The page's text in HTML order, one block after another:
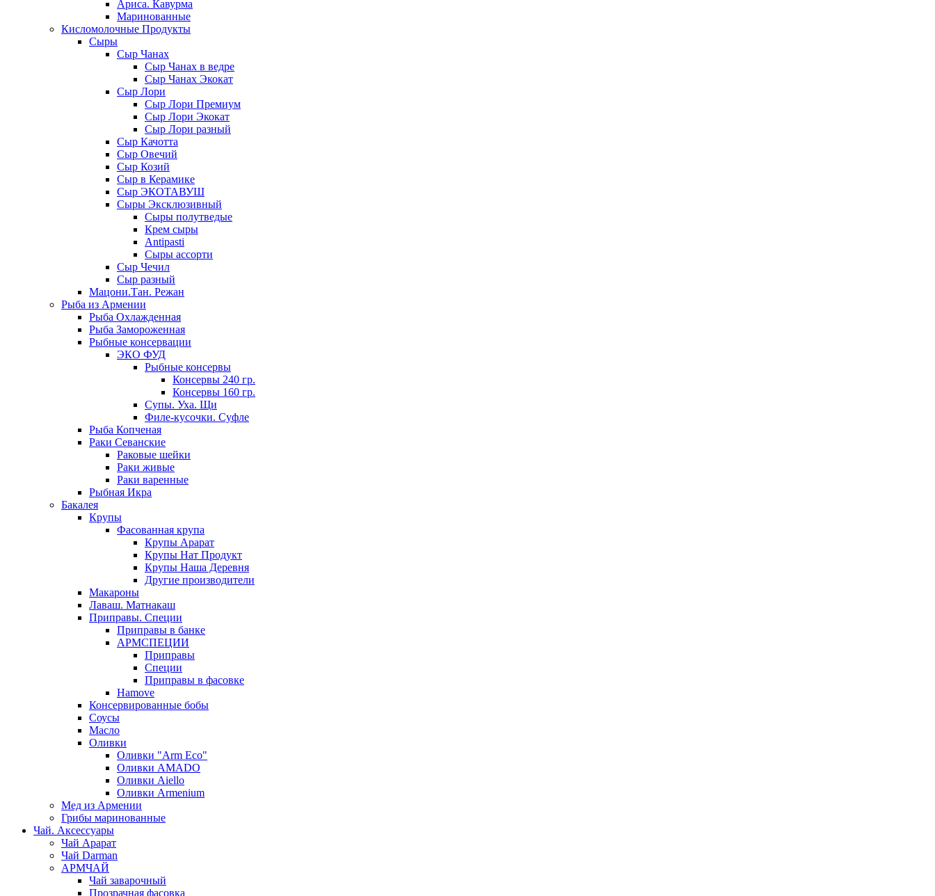
Ариса. Кавурма
Маринованные
Кисломолочные Продукты
Сыры
Сыр Чанах
Сыр Чанах в ведре
Сыр Чанах Экокат
Сыр Лори
Сыр Лори Премиум
Сыр Лори Экокат
Сыр Лори разный
Сыр Качотта
Сыр Овечий
Сыр Козий
Сыр в Керамике
Сыр ЭКОТАВУШ
Сыры Эксклюзивный
Сыры полутведые
Крем сыры
Antipasti
Сыры ассорти
Сыр Чечил
Сыр разный
Мацони.Тан. Режан
Рыба из Армении
Рыба Охлажденная
Рыба Замороженная
Рыбные консервации
ЭКО ФУД
Рыбные консервы
Консервы 240 гр.
Консервы 160 гр.
Супы. Уха. Щи
Филе-кусочки. Суфле
Рыба Копченая
Раки Севанские
Раковые шейки
Раки живые
Раки варенные
Рыбная Икра
Бакалея
Крупы
Фасованная крупа
Крупы Арарат
Крупы Нат Продукт
Крупы Наша Деревня
Другие производители
Макароны
Лаваш. Матнакаш
Приправы. Специи
Приправы в банке
АРМСПЕЦИИ
Приправы
Специи
Приправы в фасовке
Hamove
Консервированные бобы
Соусы
Масло
Оливки
Оливки "Arm Eco"
Оливки AMADO
Оливки Aiello
Оливки Armenium
Мед из Армении
Грибы маринованные
Чай. Аксессуары
Чай Арарат
Чай Darman
АРМЧАЙ
Чай заварочный
Прозрачная фасовка